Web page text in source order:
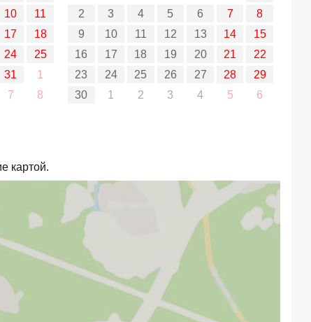
10
11
17
18
24
25
31
1
7 8
2
3 4 5 6 7
8
9
10 11 12 13 14
15
16
17 18 19 20 21
22
23
24 25 26 27 28
29
30
1 2 3 4 5 6
картой.